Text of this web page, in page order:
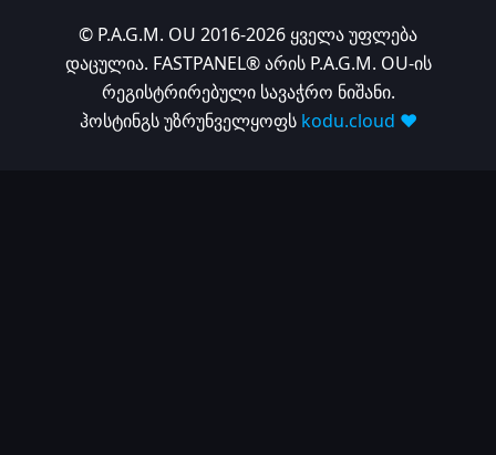
© P.A.G.M. OU 2016-2026 ყველა უფლება
დაცულია. FASTPANEL® არის P.A.G.M. OU-ის
რეგისტრირებული სავაჭრო ნიშანი.
ჰოსტინგს უზრუნველყოფს kodu.cloud ❤️